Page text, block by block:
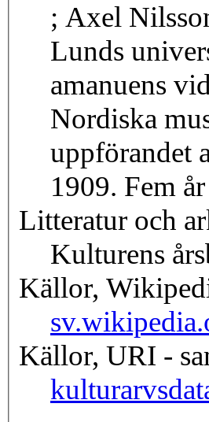
; Axel
Lunds
amanuens
Nordiska
uppförandet
1909. Fem
Litteratur och
Kulturens
Källor,
Källor, URI -